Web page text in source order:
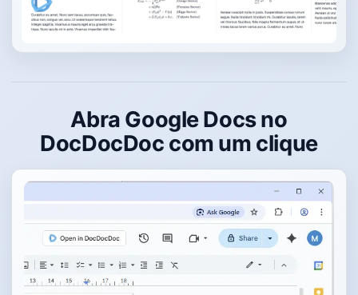
Abra Google Docs no
DocDocDoc com um clique